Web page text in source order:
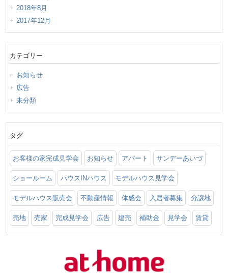
2018年8月
2017年12月
カテゴリー
お知らせ
広告
未分類
タグ
お客様の家完成見学会 お知らせ アパート サンデーあいづ
ショールーム ハウスINハウス モデルハウス見学会
モデルハウス販売会 不動産情報 体感会 入居者募集 分譲地
売地 売家 完成見学会 広告 建売 補助金 見学会 賃貸